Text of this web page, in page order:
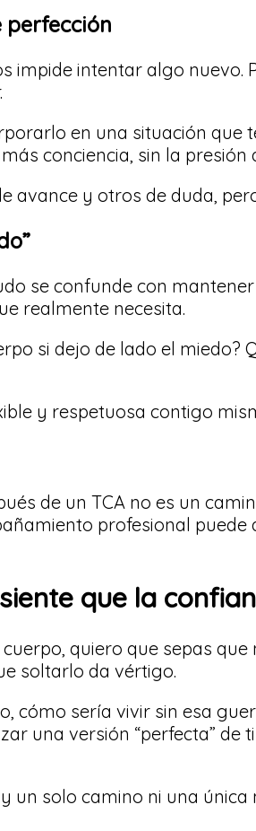
perfección
impide intentar algo
en una situación que
conciencia, sin la
avance y otros de duda,
se confunde con
realmente necesita.
si dejo de lado el
y respetuosa contigo
de un TCA no es un
profesional
que la
quiero que sepas
soltarlo da vértigo.
cómo sería vivir sin esa
una versión “perfecta”
un solo camino ni una